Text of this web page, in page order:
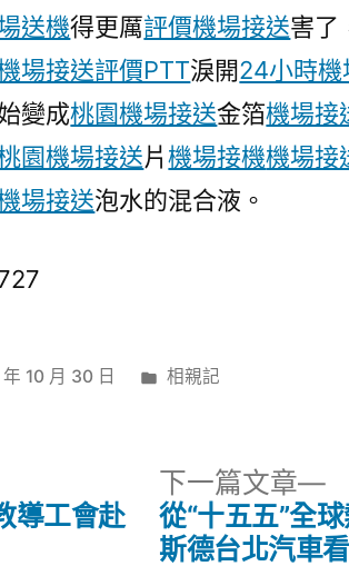
全
球
內
容
作
玩
場
者
發
出
送機得更厲評價機場接送害了
場接送評價PTT淚開24小時機
變成桃園機場接送金箔機場接
園機場接送片機場接機機場接
場接送泡水的混合液。
10 月 30 日
分
相親記
導工會赴
下一篇文章
下
從“十五五”全
斯德台北汽車